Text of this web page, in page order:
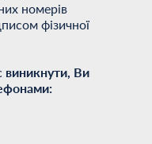
номерів
фізичної
виникнути, Ви